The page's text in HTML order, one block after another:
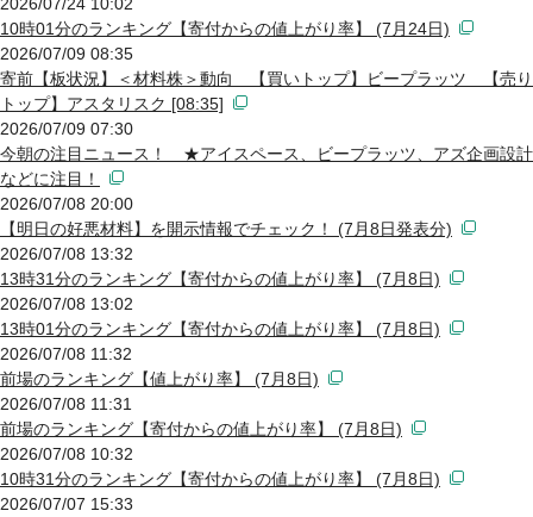
10時01分のランキング【寄付からの値上がり率】 (7月24日)
2026/07/09 08:35
寄前【板状況】＜材料株＞動向 【買いトップ】ビープラッツ 【売り
トップ】アスタリスク [08:35]
2026/07/09 07:30
今朝の注目ニュース！ ★アイスペース、ビープラッツ、アズ企画設計
などに注目！
2026/07/08 20:00
【明日の好悪材料】を開示情報でチェック！ (7月8日発表分)
2026/07/08 13:32
13時31分のランキング【寄付からの値上がり率】 (7月8日)
2026/07/08 13:02
13時01分のランキング【寄付からの値上がり率】 (7月8日)
2026/07/08 11:32
前場のランキング【値上がり率】 (7月8日)
2026/07/08 11:31
前場のランキング【寄付からの値上がり率】 (7月8日)
2026/07/08 10:32
10時31分のランキング【寄付からの値上がり率】 (7月8日)
2026/07/07 15:33